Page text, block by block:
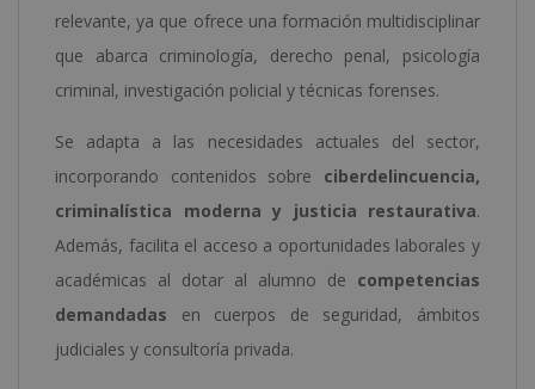
relevante, ya que ofrece una formación multidisciplinar
que abarca criminología, derecho penal, psicología
criminal, investigación policial y técnicas forenses.
Se adapta a las necesidades actuales del sector,
incorporando contenidos sobre ciberdelincuencia,
criminalística moderna y justicia restaurativa.
Además, facilita el acceso a oportunidades laborales y
académicas al dotar al alumno de competencias
demandadas en cuerpos de seguridad, ámbitos
judiciales y consultoría privada.